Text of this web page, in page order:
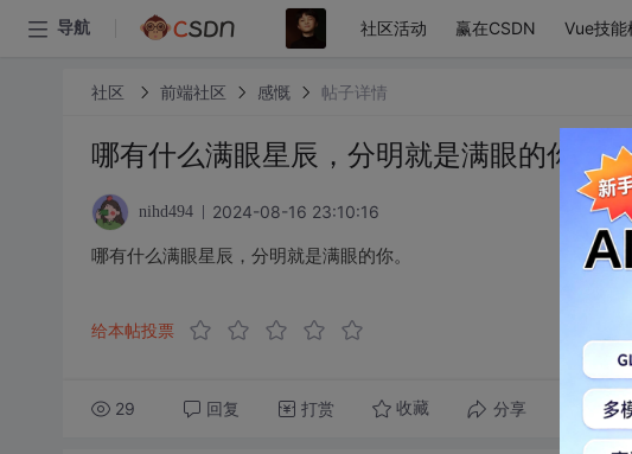
导航 社区活动 赢在CSDN Vue技能
社区 前端社区 感慨 帖子详情
哪有什么满眼星辰，分明就是满眼的你。
nihd494 2024-08-16 23:10:16
哪有什么满眼星辰，分明就是满眼的你。
给本帖投票
29 回复 打赏 收藏 分享 转发